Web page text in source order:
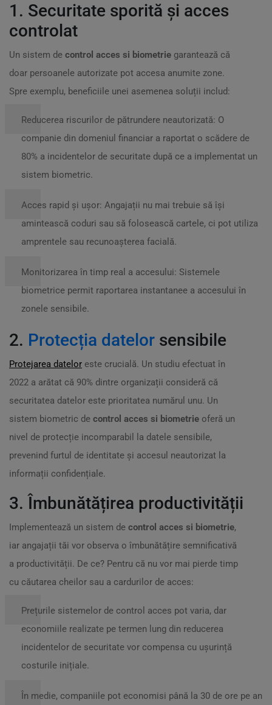
1. Securitate sporită și acces
controlat
Un sistem de control acces si biometrie garantează că
doar persoanele autorizate pot accesa anumite zone.
Spre exemplu, beneficiile unei asemenea soluții includ:
Reducerea riscurilor de pătrundere neautorizată: O
companie din domeniul financiar a raportat o scădere de
80% a incidentelor de securitate după ce a implementat un
sistem biometric.
Acces rapid și ușor: Angajații nu mai trebuie să își
amintească coduri sau să folosească cartele, ci pot utiliza
amprentele sau recunoașterea facială.
Monitorizarea în timp real a accesului: Sistemele
biometrice permit raportarea instantanee a accesului în
zonele sensibile.
2. Protecția datelor sensibile
Protejarea datelor este crucială. Un studiu efectuat în
2022 a arătat că 90% dintre organizații consideră că
securitatea datelor este prioritatea numărul unu. Un
sistem biometric de control acces si biometrie oferă un
nivel de protecție incomparabil la datele sensibile,
prevenind furtul de identitate și accesul neautorizat la
informații confidențiale.
3. Îmbunătățirea productivității
Implementează un sistem de control acces si biometrie,
iar angajații tăi vor observa o îmbunătățire semnificativă
a productivității. De ce? Pentru că nu vor mai pierde timp
cu căutarea cheilor sau a cardurilor de acces:
Prețurile sistemelor de control acces pot varia, dar
economiile realizate pe termen lung din reducerea
incidentelor de securitate vor compensa cu ușurință
costurile inițiale.
În medie, companiile pot economisi până la 30 de ore pe an